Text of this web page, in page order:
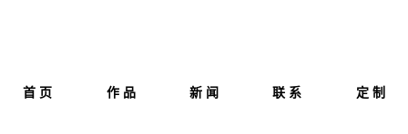
首 页 作 品 新 闻 联 系 定 制